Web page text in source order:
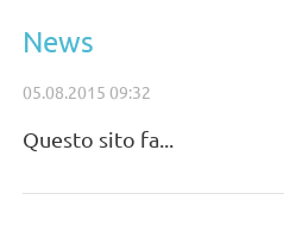
News
05.08.2015 09:32
Questo sito fa...